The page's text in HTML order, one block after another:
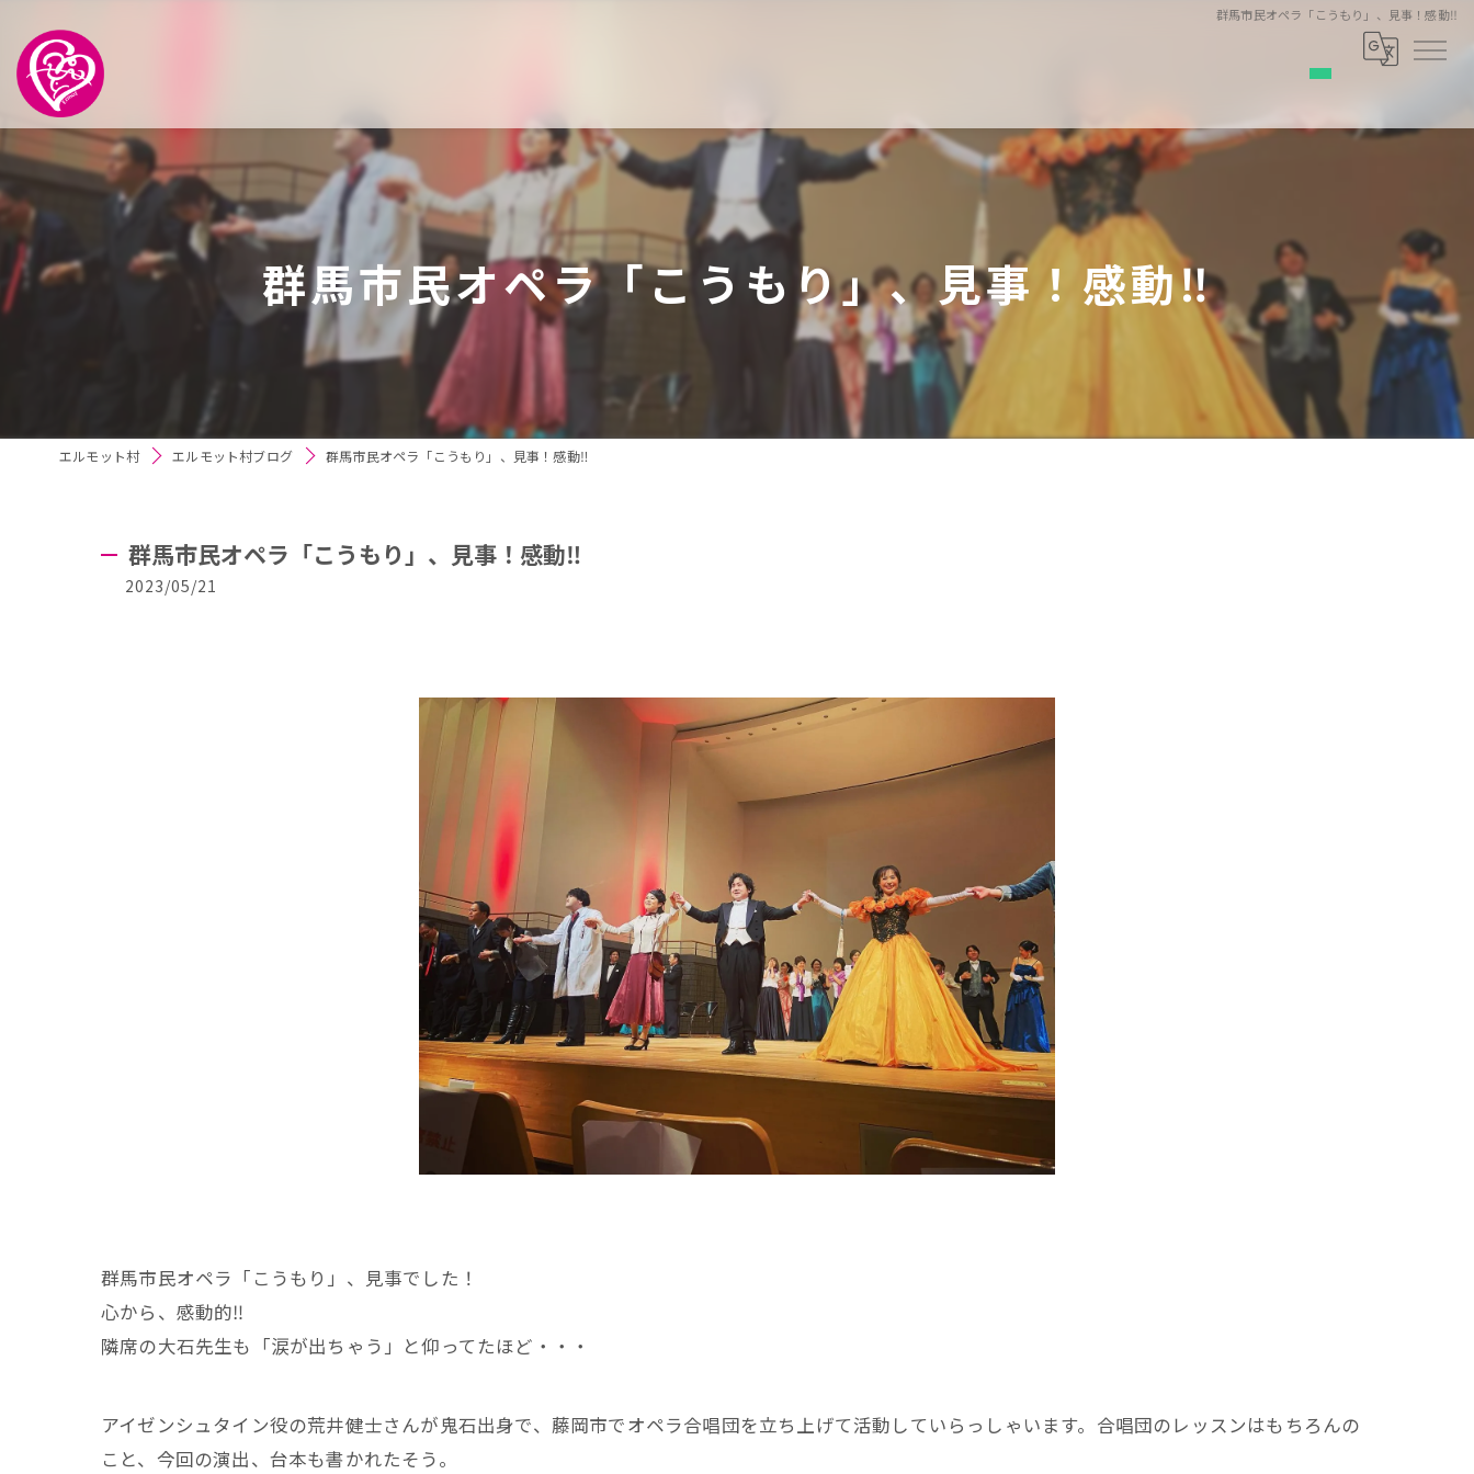
群馬市民オペラ「こうもり」、見事！感動‼️
群馬市民オペラ「こうもり」、見事！感動‼️
エルモット村 エルモット村ブログ 群馬市民オペラ「こうもり」、見事！感動‼️
群馬市民オペラ「こうもり」、見事！感動‼️
2023/05/21
群馬市民オペラ「こうもり」、見事でした！
心から、感動的‼️
隣席の大石先生も「涙が出ちゃう」と仰ってたほど・・・
アイゼンシュタイン役の荒井健士さんが鬼石出身で、藤岡市でオペラ合唱団を立ち上げて活動していらっしゃいます。合唱団のレッスンはもちろんの
こと、今回の演出、台本も書かれたそう。